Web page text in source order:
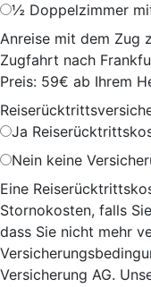
½ Doppelzimmer
Anreise mit dem Zug
Zugfahrt nach
Preis: 59€ ab Ihrem
Ja
Nein keine
Eine
Stornokosten, falls
dass Sie nicht mehr
Versicherung AG.